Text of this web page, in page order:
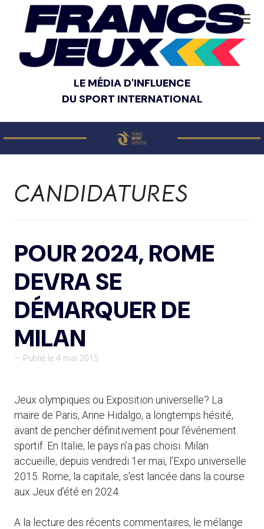
LE MÉDIA D'INFLUENCE
DU SPORT INTERNATIONAL
CANDIDATURES
POUR 2024, ROME
DEVRA SE
DÉMARQUER DE
MILAN
— Publié le 4 mai 2015
Jeux olympiques ou Exposition universelle? La
maire de Paris, Anne Hidalgo, a longtemps hésité,
avant de pencher définitivement pour l’événement
sportif. En Italie, le pays n’a pas choisi. Milan
accueille, depuis vendredi 1er mai, l’Expo universelle
2015. Rome, la capitale, s’est lancée dans la course
aux Jeux d’été en 2024.
A la lecture des récents commentaires, le mélange